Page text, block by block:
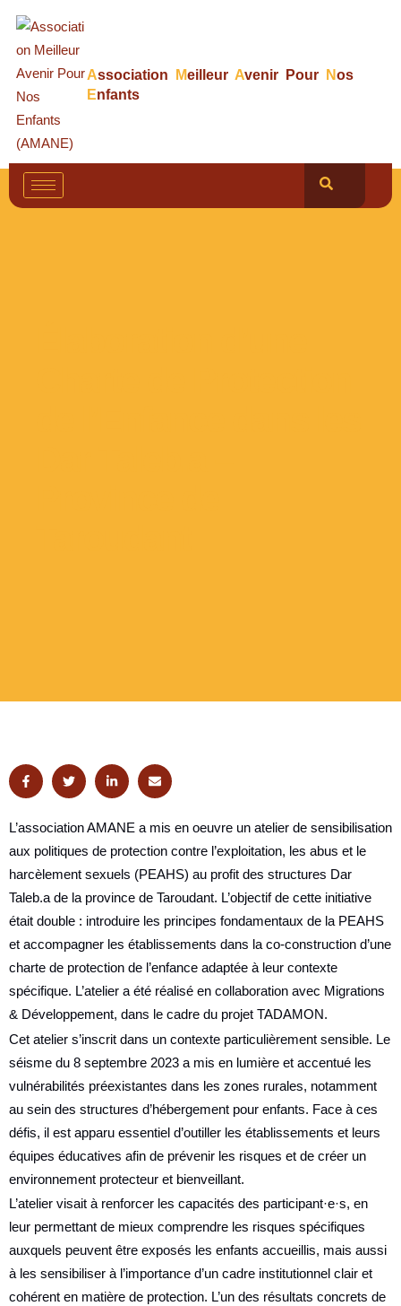
Association Meilleur Avenir Pour Nos
Enfants
L’association AMANE a mis en oeuvre un atelier de sensibilisation
aux politiques de protection contre l’exploitation, les abus et le
harcèlement sexuels (PEAHS) au profit des structures Dar
Taleb.a de la province de Taroudant. L’objectif de cette initiative
était double : introduire les principes fondamentaux de la PEAHS
et accompagner les établissements dans la co-construction d’une
charte de protection de l’enfance adaptée à leur contexte
spécifique. L’atelier a été réalisé en collaboration avec Migrations
& Développement, dans le cadre du projet TADAMON.
Cet atelier s’inscrit dans un contexte particulièrement sensible. Le
séisme du 8 septembre 2023 a mis en lumière et accentué les
vulnérabilités préexistantes dans les zones rurales, notamment
au sein des structures d’hébergement pour enfants. Face à ces
défis, il est apparu essentiel d’outiller les établissements et leurs
équipes éducatives afin de prévenir les risques et de créer un
environnement protecteur et bienveillant.
L’atelier visait à renforcer les capacités des participant·e·s, en
leur permettant de mieux comprendre les risques spécifiques
auxquels peuvent être exposés les enfants accueillis, mais aussi
à les sensibiliser à l’importance d’un cadre institutionnel clair et
cohérent en matière de protection. L’un des résultats concrets de